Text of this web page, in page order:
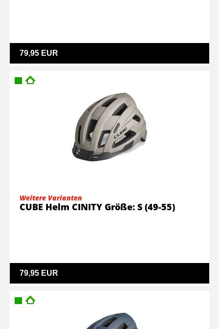
79,95 EUR
79,95 EUR
Weitere Varianten
CUBE Helm CINITY Größe: S (49-55)